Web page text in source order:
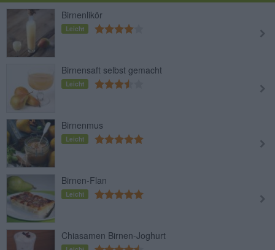
Birnenlikör
Leicht
Birnensaft selbst gemacht
Leicht
Birnenmus
Leicht
Birnen-Flan
Leicht
Chiasamen Birnen-Joghurt